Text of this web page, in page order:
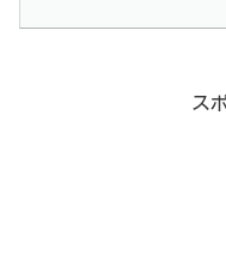
ス